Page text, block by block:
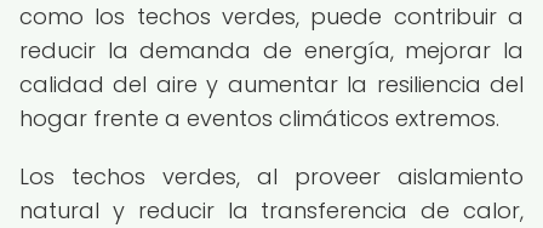
como los techos verdes, puede contribuir a
reducir la demanda de energía, mejorar la
calidad del aire y aumentar la resiliencia del
hogar frente a eventos climáticos extremos.
Los techos verdes, al proveer aislamiento
natural y reducir la transferencia de calor,